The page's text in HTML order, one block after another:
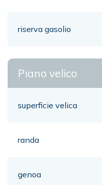
riserva gasolio
Piano velico
superficie velica
randa
genoa